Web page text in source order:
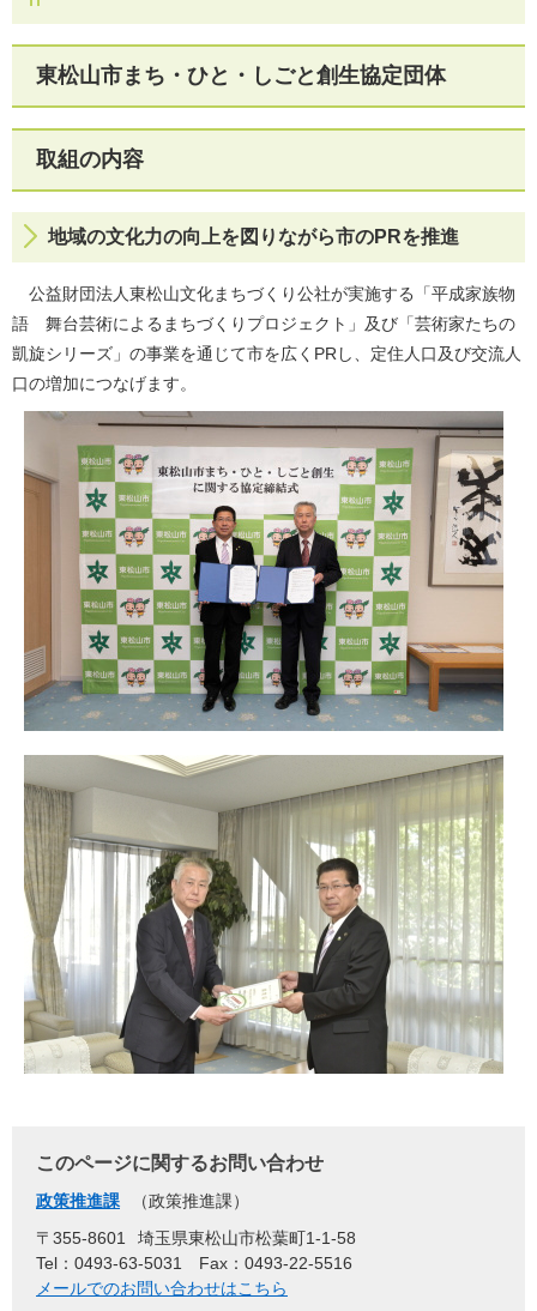
東松山市まち・ひと・しごと創生協定団体
取組の内容
地域の文化力の向上を図りながら市のPRを推進
公益財団法人東松山文化まちづくり公社が実施する「平成家族物
語 舞台芸術によるまちづくりプロジェクト」及び「芸術家たちの
凱旋シリーズ」の事業を通じて市を広くPRし、定住人口及び交流人
口の増加につなげます。
このページに関するお問い合わせ
政策推進課
政策推進課
〒355-8601
埼玉県東松山市松葉町1-1-58
Tel：0493-63-5031
Fax：0493-22-5516
メールでのお問い合わせはこちら